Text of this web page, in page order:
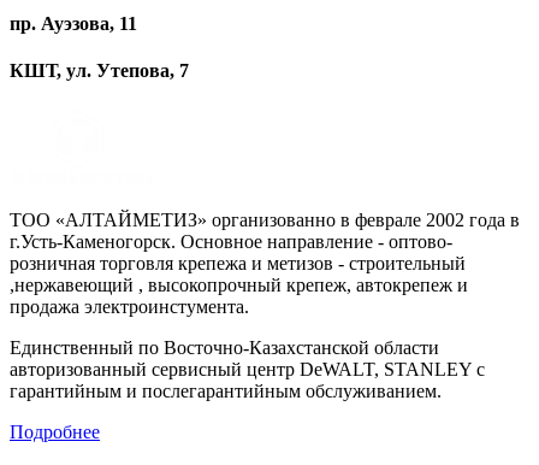
пр. Ауэзова, 11
КШТ, ул. Утепова, 7
ТОО «АЛТАЙМЕТИЗ» организованно в феврале 2002 года в
г.Усть-Каменогорск. Основное направление - оптово-
розничная торговля крепежа и метизов - строительный
,нержавеющий , высокопрочный крепеж, автокрепеж и
продажа электроинстумента.
Единственный по Восточно-Казахстанской области
авторизованный сервисный центр DeWALT, STANLEY с
гарантийным и послегарантийным обслуживанием.
Подробнее